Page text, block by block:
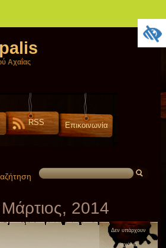
Αχαΐας
RSS Επικοινωνία
2014
Δεν υπάρχουν
σχόλια